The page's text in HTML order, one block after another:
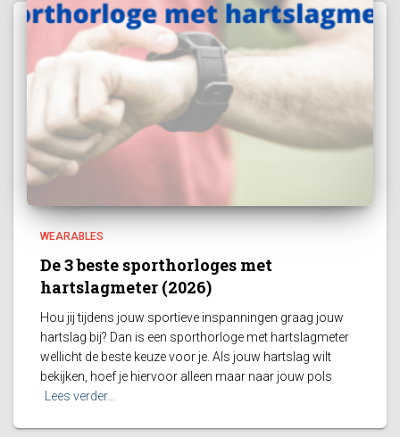
WEARABLES
De 3 beste sporthorloges met
hartslagmeter (2026)
Hou jij tijdens jouw sportieve inspanningen graag jouw
hartslag bij? Dan is een sporthorloge met hartslagmeter
wellicht de beste keuze voor je. Als jouw hartslag wilt
bekijken, hoef je hiervoor alleen maar naar jouw pols
Lees verder…